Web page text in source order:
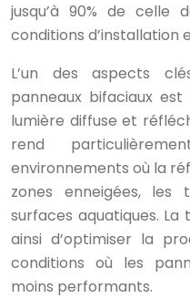
jusqu’à 90% de celle
conditions d’installation
L’un des aspects
panneaux bifaciaux
lumière diffuse et
rend
environnements où la
zones enneigées,
surfaces aquatiques.
ainsi d’optimiser la
conditions où les
moins performants.